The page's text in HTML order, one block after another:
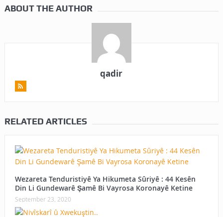
ABOUT THE AUTHOR
qadir
RELATED ARTICLES
Wezareta Tenduristiyê Ya Hikumeta Sûriyê : 44 Kesên
Din Li Gundewarê Şamê Bi Vayrosa Koronayê Ketine
September 23, 2020